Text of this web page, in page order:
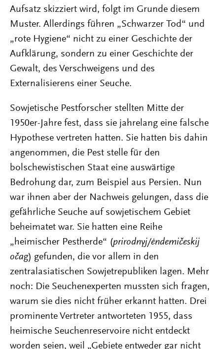
Aufsatz skizziert wird, folgt im Grunde diesem
Muster. Allerdings führen „Schwarzer Tod“ und
„rote Hygiene“ nicht zu einer Geschichte der
Aufklärung, sondern zu einer Geschichte der
Gewalt, des Verschweigens und des
Externalisierens einer Seuche.
Sowjetische Pestforscher stellten Mitte der
1950er-Jahre fest, dass sie jahrelang eine falsche
Hypothese vertreten hatten. Sie hatten bis dahin
angenommen, die Pest stelle für den
bolschewistischen Staat eine auswärtige
Bedrohung dar, zum Beispiel aus Persien. Nun
war ihnen aber der Nachweis gelungen, dass die
gefährliche Seuche auf sowjetischem Gebiet
beheimatet war. Sie hatten eine Reihe
„heimischer Pestherde“ (prirodnyj/ėndemičeskij
očag) gefunden, die vor allem in den
zentralasiatischen Sowjetrepubliken lagen. Mehr
noch: Die Seuchenexperten mussten sich fragen,
warum sie dies nicht früher erkannt hatten. Drei
prominente Vertreter antworteten 1955, dass
heimische Seuchenreservoire nicht entdeckt
worden seien, weil „Gebiete entweder gar nicht